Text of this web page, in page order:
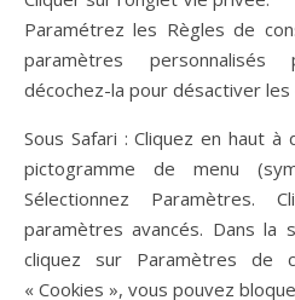
Paramétrez les Règles de
paramètres personnalisés
décochez-la pour désactiver les
Sous Safari : Cliquez en haut
pictogramme de menu
Sélectionnez Paramètres.
paramètres avancés. Dans la
cliquez sur Paramètres de
« Cookies », vous pouvez